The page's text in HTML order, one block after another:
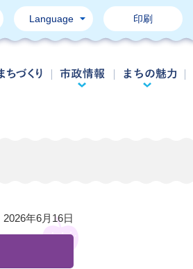
Language 印刷
就労・産業・まちづくり
市政情報
2026年6月16日